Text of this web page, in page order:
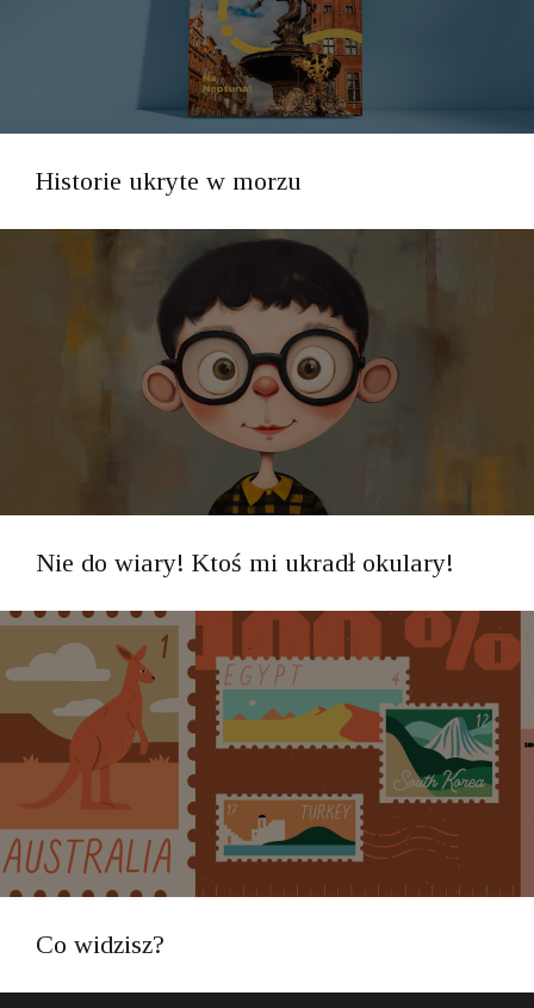
Historie ukryte w morzu
Nie do wiary! Ktoś mi ukradł okulary!
Co widzisz?